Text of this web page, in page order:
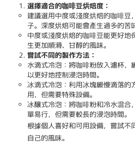
選擇適合的咖啡豆烘焙度：
建議選用中度或淺度烘焙的咖啡豆
子。深度烘焙可能會產生過多的苦
中度或淺度烘焙的咖啡豆能更好地
生更加順滑、甘醇的風味。
嘗試不同的製作方法：
水滴式冷泡：將咖啡粉放入濾杯，
以更好地控制浸泡時間。
冰滴式冷泡：利用冰塊緩慢滴落的
用，但需要特殊設備。
冰釀式冷泡：將咖啡粉和冷水混合
單易行，但需要較長的浸泡時間。
根據個人喜好和可用設備，嘗試不
自己的風味。